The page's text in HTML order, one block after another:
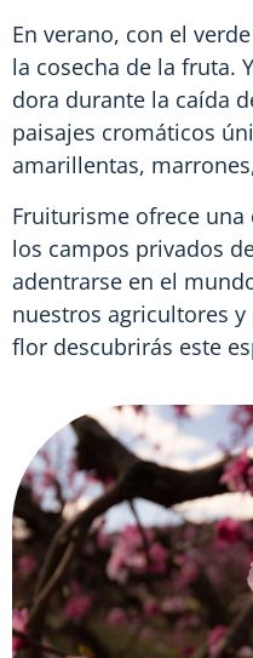
En verano, con el
la cosecha de la fruta.
dora durante la caída
paisajes cromáticos
amarillentas,
Fruiturisme ofrece
los campos privados
adentrarse en el
nuestros agricultores
flor descubrirás este